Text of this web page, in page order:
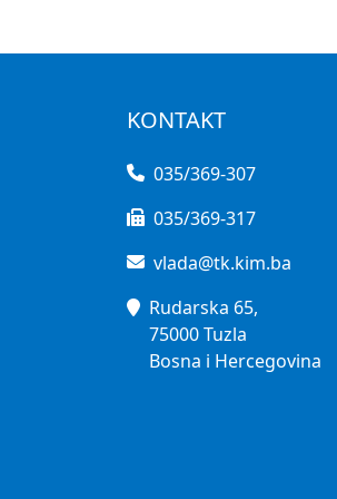
KONTAKT
035/369-307
035/369-317
vlada@tk.kim.ba
Rudarska 65,
75000 Tuzla
Bosna i Hercegovina